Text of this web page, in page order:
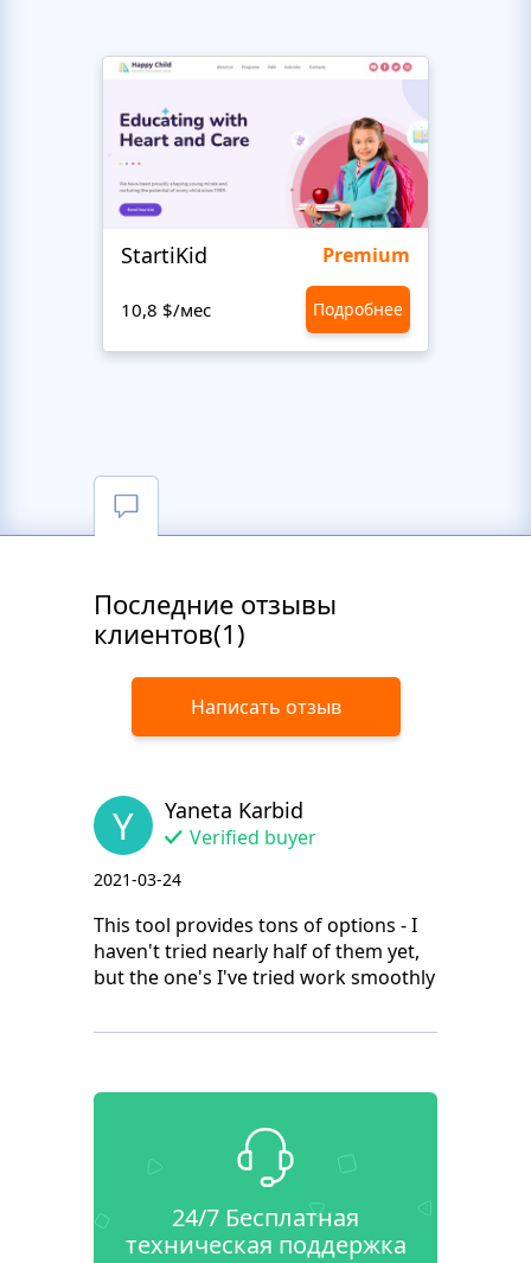
StartiKid Premium
10,8 $/мес Подробнее
Последние отзывы
клиентов(1)
Написать отзыв
Y Yaneta Karbid
Verified buyer
2021-03-24
This tool provides tons of options - I
haven't tried nearly half of them yet,
but the one's I've tried work smoothly
24/7 Бесплатная
техническая поддержка